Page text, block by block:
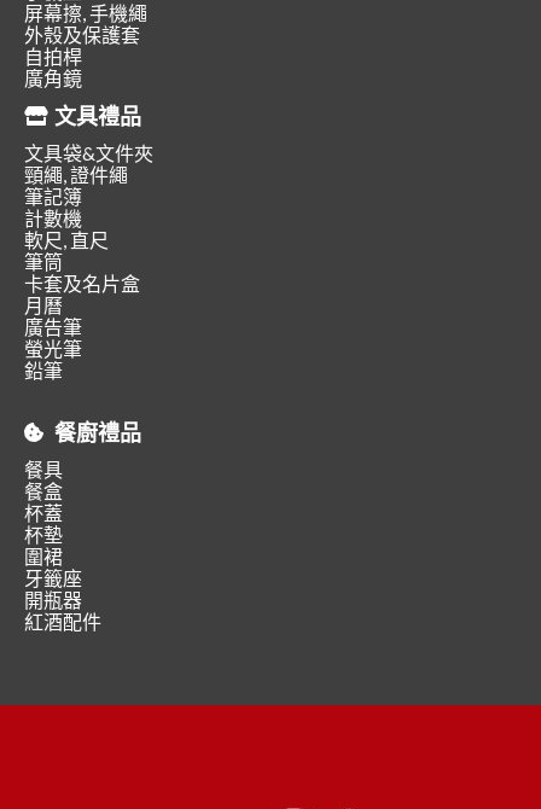
屏幕擦, 手機繩
外殼及保護套
自拍桿
廣角鏡
文具禮品
文具袋&文件夾
頸繩, 證件繩
筆記簿
計數機
軟尺, 直尺
筆筒
卡套及名片盒
月曆
廣告筆
螢光筆
鉛筆
餐廚禮品
餐具
餐盒
杯蓋
杯墊
圍裙
牙籤座
開瓶器
紅酒配件